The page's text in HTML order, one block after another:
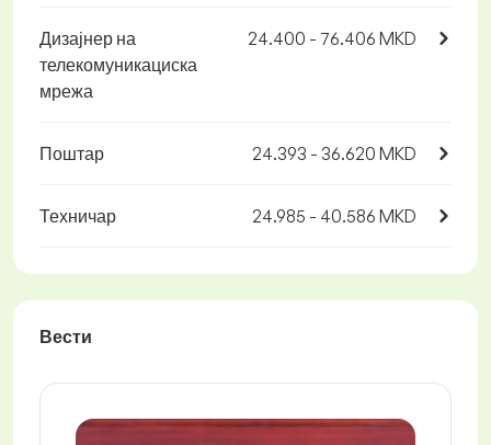
Дизајнер на
телекомуникациска
мрежа
24.400 - 76.406 MKD
Поштар 24.393 - 36.620 MKD
Техничар 24.985 - 40.586 MKD
Вести